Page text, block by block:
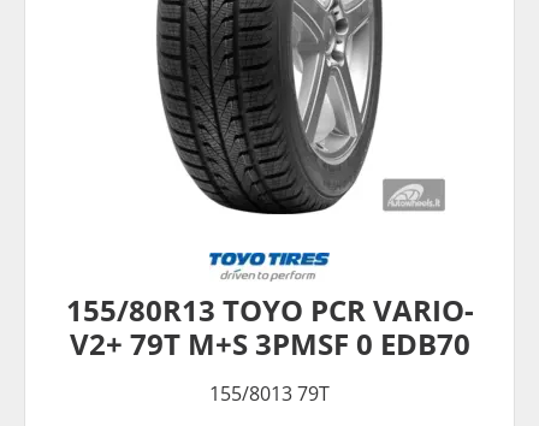
155/80R13 TOYO PCR VARIO-
V2+ 79T M+S 3PMSF 0 EDB70
155/8013 79T